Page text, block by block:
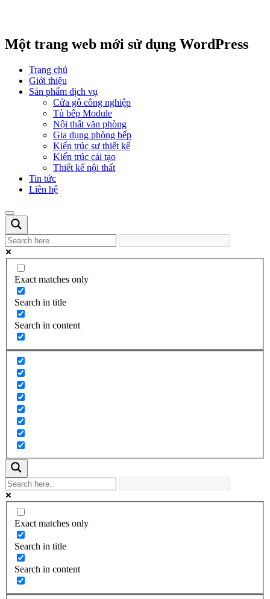
Một trang web mới sử dụng WordPress
Trang chủ
Giới thiệu
Sản phẩm dịch vụ
Cửa gỗ công nghiệp
Tủ bếp Module
Nội thất văn phòng
Gia dụng phòng bếp
Kiến trúc sư thiết kế
Kiến trúc cải tạo
Thiết kế nội thất
Tin tức
Liên hệ
Exact matches only
Search in title
Search in content
Exact matches only
Search in title
Search in content